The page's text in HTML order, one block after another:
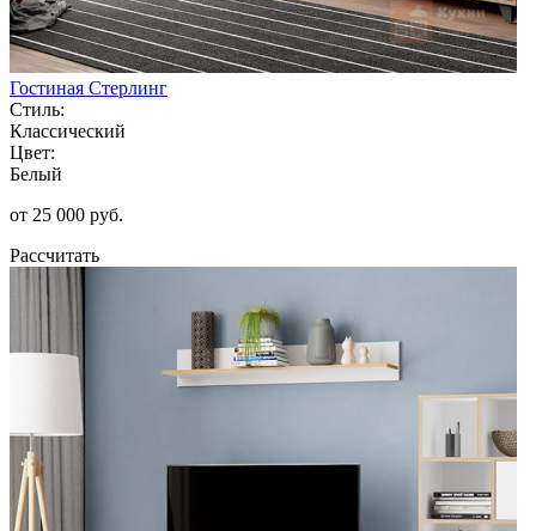
Гостиная Стерлинг
Стиль:
Классический
Цвет:
Белый
от 25 000 руб.
Рассчитать